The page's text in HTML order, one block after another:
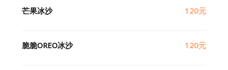
芒果冰沙 120元
脆脆OREO冰沙 120元